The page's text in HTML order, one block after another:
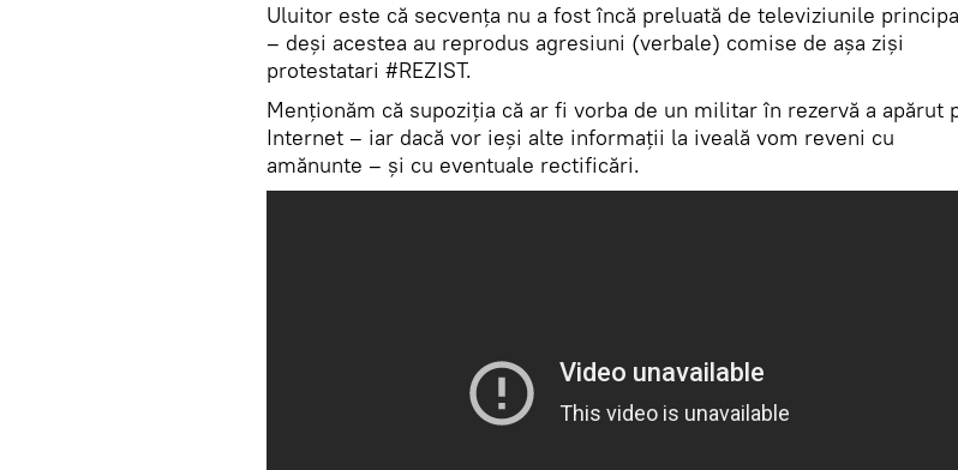
Uluitor este că secvența nu a fost încă preluată de televiziunile
– deși acestea au reprodus agresiuni (verbale) comise de așa ziși
protestatari #REZIST.
Menționăm că supoziția că ar fi vorba de un militar în rezervă a apărut
Internet – iar dacă vor ieși alte informații la iveală vom reveni cu
amănunte – și cu eventuale rectificări.